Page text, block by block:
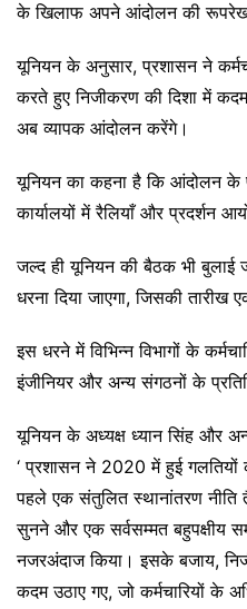
के खिलाफ अपने आंदोलन की
यूनियन के अनुसार, प्रशासन ने
करते हुए निजीकरण की दिशा में कदम
अब व्यापक आंदोलन करेंगे।
यूनियन का कहना है कि आंदोलन
कार्यालयों में रैलियाँ और प्रदर्शन
जल्द ही यूनियन की बैठक भी बुलाई
धरना दिया जाएगा, जिसकी तारीख
इस धरने में विभिन्न विभागों के
इंजीनियर और अन्य संगठनों के
यूनियन के अध्यक्ष ध्यान सिंह और
‘ प्रशासन ने 2020 में हुई गलतियों
पहले एक संतुलित स्थानांतरण नीति
सुनने और एक सर्वसम्मत बहुपक्षीय
नजरअंदाज किया। इसके बजाय,
कदम उठाए गए, जो कर्मचारियों के